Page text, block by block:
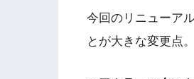
今回のリニューア
とが大きな変更点。